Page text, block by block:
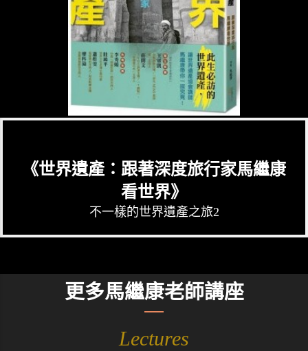
《世界遺產：跟著深度旅行家馬繼康
看世界》
不一樣的世界遺產之旅2
更多馬繼康老師講座
Lectures